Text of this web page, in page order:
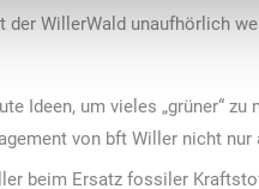
der WillerWald unaufhörlich
Ideen, um vieles „grüner“
von bft Willer nicht nur
beim Ersatz fossiler